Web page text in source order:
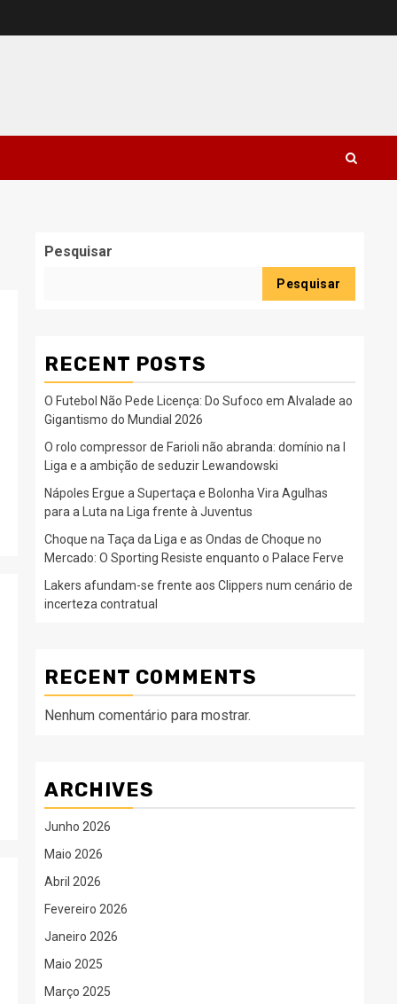
Pesquisar
Pesquisar
RECENT POSTS
O Futebol Não Pede Licença: Do Sufoco em Alvalade ao
Gigantismo do Mundial 2026
O rolo compressor de Farioli não abranda: domínio na I
Liga e a ambição de seduzir Lewandowski
Nápoles Ergue a Supertaça e Bolonha Vira Agulhas
para a Luta na Liga frente à Juventus
Choque na Taça da Liga e as Ondas de Choque no
Mercado: O Sporting Resiste enquanto o Palace Ferve
Lakers afundam-se frente aos Clippers num cenário de
incerteza contratual
RECENT COMMENTS
Nenhum comentário para mostrar.
ARCHIVES
Junho 2026
Maio 2026
Abril 2026
Fevereiro 2026
Janeiro 2026
Maio 2025
Março 2025